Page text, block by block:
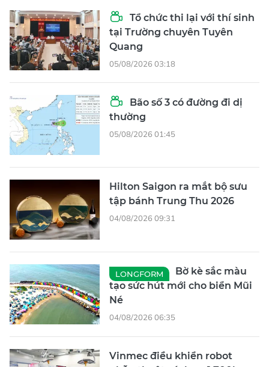
Tổ chức thi lại với thí sinh
tại Trường chuyên Tuyên
Quang
05/08/2026 03:18
Bão số 3 có đường đi dị
thường
05/08/2026 01:45
Hilton Saigon ra mắt bộ sưu
tập bánh Trung Thu 2026
04/08/2026 09:31
LONGFORM
Bờ kè sắc màu
tạo sức hút mới cho biển Mũi
Né
04/08/2026 06:35
Vinmec điều khiển robot